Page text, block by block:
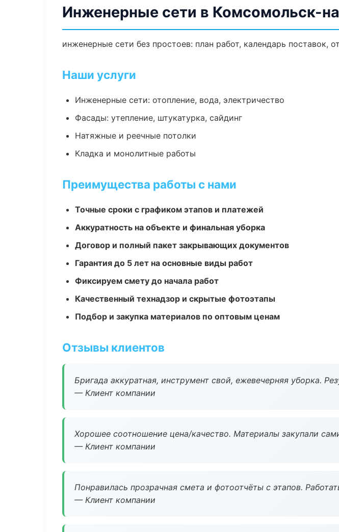
Инженерные сети в Комсомольск-
инженерные сети без простоев: план работ, календарь поставок,
Наши услуги
Инженерные сети: отопление, вода, электричество
Фасады: утепление, штукатурка, сайдинг
Натяжные и реечные потолки
Кладка и монолитные работы
Преимущества работы с нами
Точные сроки с графиком этапов и платежей
Аккуратность на объекте и финальная уборка
Договор и полный пакет закрывающих документов
Гарантия до 5 лет на основные виды работ
Фиксируем смету до начала работ
Качественный технадзор и скрытые фотоэтапы
Подбор и закупка материалов по оптовым ценам
Отзывы клиентов
Бригада аккуратная, инструмент свой, ежевечерняя уборка.
— Клиент компании
Хорошее соотношение цена/качество. Материалы закупали
— Клиент компании
Понравилась прозрачная смета и фотоотчёты с этапов.
— Клиент компании